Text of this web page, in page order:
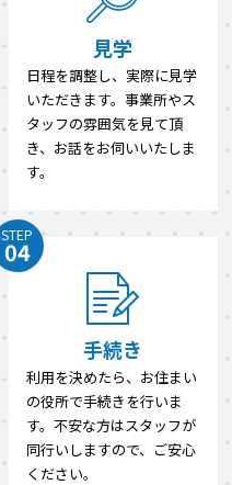
見学
日程を調整し、実際に見学
いただきます。事業所やス
タッフの雰囲気を見て頂
き、お話をお伺いいたしま
す。
STEP
04
手続き
利用を決めたら、お住まい
の役所で手続きを行いま
す。不安な方はスタッフが
同行いしますので、ご安心
ください。